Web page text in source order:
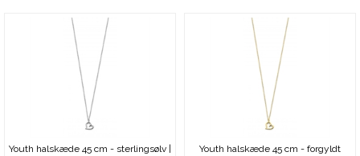
Youth halskæde 45 cm - sterlingsølv |
Youth halskæde 45 cm - forgyldt